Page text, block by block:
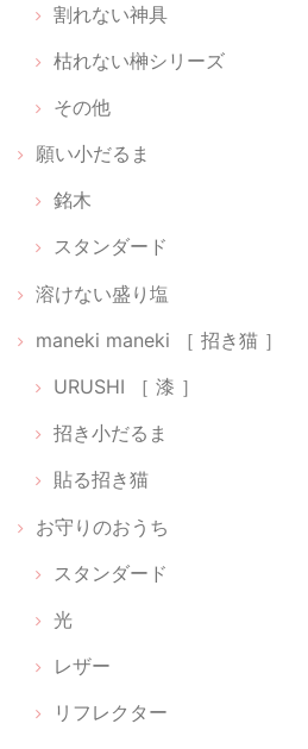
2026/02/26
感激しました。 備考欄に書いた内容に対
していただき、とてもとても幸せな気持
のだと、信頼が深まりました。 本当にあ
ちいさな神具：にほんの
貼る神棚【 Cat 01 】
2026/02/22
光のお供え【 水･米･塩 】
割れない神具
枯れない榊シリーズ
その他
願い小だるま
銘木
スタンダード
溶けない盛り塩
maneki maneki ［ 招き猫 ］
URUSHI ［ 漆 ］
招き小だるま
貼る招き猫
お守りのおうち
スタンダード
光
レザー
リフレクター